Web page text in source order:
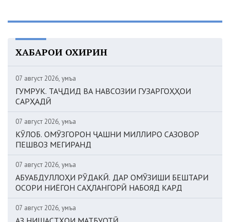
ХАБАРҲОИ ОХИРИН
07 август 2026, Ҷумъа
ГУМРУК. ТАҶДИД ВА НАВСОЗИИ ГУЗАРГОҲҲОИ
САРҲАДӢ
07 август 2026, Ҷумъа
КӮЛОБ. ОМӮЗГОРОН ҶАШНИ МИЛЛИРО САЗОВОР
ПЕШВОЗ МЕГИРАНД
07 август 2026, Ҷумъа
АБУАБДУЛЛОҲИ РӮДАКӢ. ДАР ОМӮЗИШИ БЕШТАРИ
ОСОРИ НИЁГОН САҲЛАНГОРӢ НАБОЯД КАРД
07 август 2026, Ҷумъа